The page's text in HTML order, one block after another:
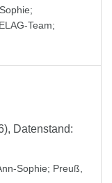
;
Team;
Datenstand:
Sophie; Preuß,